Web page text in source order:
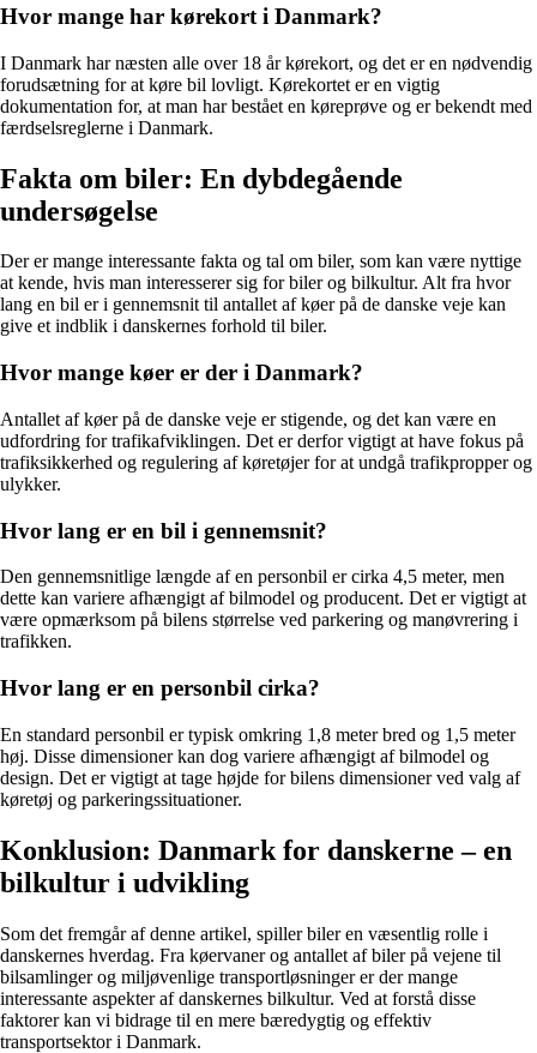
Hvor mange har kørekort i Danmark?
I Danmark har næsten alle over 18 år kørekort, og det er en nødvendig
forudsætning for at køre bil lovligt. Kørekortet er en vigtig
dokumentation for, at man har bestået en køreprøve og er bekendt med
færdselsreglerne i Danmark.
Fakta om biler: En dybdegående
undersøgelse
Der er mange interessante fakta og tal om biler, som kan være nyttige
at kende, hvis man interesserer sig for biler og bilkultur. Alt fra hvor
lang en bil er i gennemsnit til antallet af køer på de danske veje kan
give et indblik i danskernes forhold til biler.
Hvor mange køer er der i Danmark?
Antallet af køer på de danske veje er stigende, og det kan være en
udfordring for trafikafviklingen. Det er derfor vigtigt at have fokus på
trafiksikkerhed og regulering af køretøjer for at undgå trafikpropper og
ulykker.
Hvor lang er en bil i gennemsnit?
Den gennemsnitlige længde af en personbil er cirka 4,5 meter, men
dette kan variere afhængigt af bilmodel og producent. Det er vigtigt at
være opmærksom på bilens størrelse ved parkering og manøvrering i
trafikken.
Hvor lang er en personbil cirka?
En standard personbil er typisk omkring 1,8 meter bred og 1,5 meter
høj. Disse dimensioner kan dog variere afhængigt af bilmodel og
design. Det er vigtigt at tage højde for bilens dimensioner ved valg af
køretøj og parkeringssituationer.
Konklusion: Danmark for danskerne – en
bilkultur i udvikling
Som det fremgår af denne artikel, spiller biler en væsentlig rolle i
danskernes hverdag. Fra køervaner og antallet af biler på vejene til
bilsamlinger og miljøvenlige transportløsninger er der mange
interessante aspekter af danskernes bilkultur. Ved at forstå disse
faktorer kan vi bidrage til en mere bæredygtig og effektiv
transportsektor i Danmark.